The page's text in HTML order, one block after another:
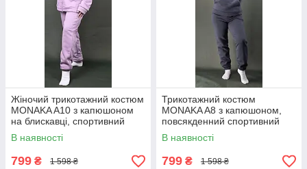
Жіночий трикотажний костюм
MONAKA A10 з капюшоном
на блискавці, спортивний
комплект кофта та штани
трикотаж на флісі M Ліловий
В наявності
799 ₴ 1 598 ₴
Трикотажний костюм
MONAKA A8 з капюшоном,
повсякденний спортивний
комплект худі та штани,
турецький трикотаж, розмір
S/M Сірий
В наявності
799 ₴ 1 598 ₴